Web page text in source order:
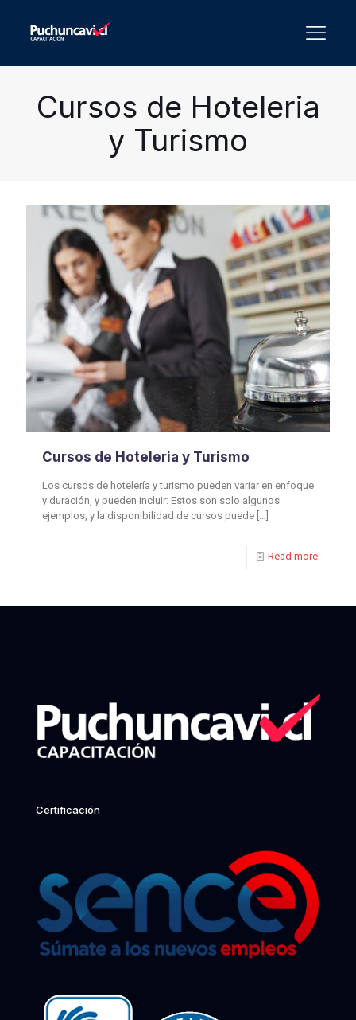
Cursos de Hoteleria
y Turismo
Cursos de Hoteleria y Turismo
Los cursos de hotelería y turismo pueden variar en enfoque
y duración, y pueden incluir: Estos son solo algunos
ejemplos, y la disponibilidad de cursos puede […]
Read more
Certificación